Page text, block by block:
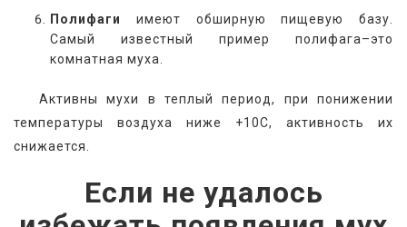
Полифаги
имеют обширную пищевую базу.
Самый известный пример полифага–это
комнатная муха.
Активны мухи в теплый период, при понижении
температуры воздуха ниже +10С, активность их
снижается.
Если не удалось